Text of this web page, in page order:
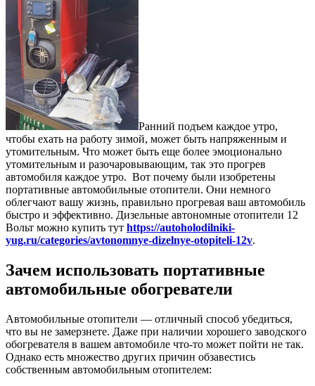
Ранний подъем каждое утро,
чтобы ехать на работу зимой, может быть напряженным и
утомительным. Что может быть еще более эмоционально
утомительным и разочаровывающим, так это прогрев
автомобиля каждое утро. Вот почему были изобретены
портативные автомобильные отопители. Они немного
облегчают вашу жизнь, правильно прогревая ваш автомобиль
быстро и эффективно. Дизельные автономные отопители 12
Вольт можно купить тут https://autoholodilniki-
yug.ru/categories/avtonomnye-dizelnye-otopiteli-12v.
Зачем использовать портативные
автомобильные обогреватели
Автомобильные отопители — отличный способ убедиться,
что вы не замерзнете. Даже при наличии хорошего заводского
обогревателя в вашем автомобиле что-то может пойти не так.
Однако есть множество других причин обзавестись
собственным автомобильным отопителем: